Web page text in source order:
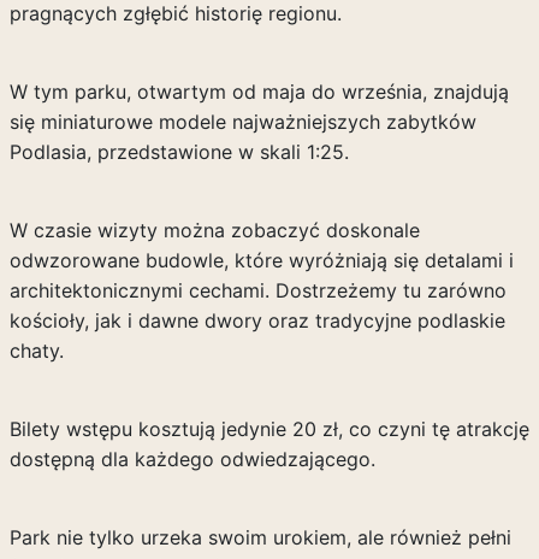
pragnących zgłębić historię regionu.
W tym parku, otwartym od maja do września, znajdują
się miniaturowe modele najważniejszych zabytków
Podlasia, przedstawione w skali 1:25.
W czasie wizyty można zobaczyć doskonale
odwzorowane budowle, które wyróżniają się detalami i
architektonicznymi cechami. Dostrzeżemy tu zarówno
kościoły, jak i dawne dwory oraz tradycyjne podlaskie
chaty.
Bilety wstępu kosztują jedynie 20 zł, co czyni tę atrakcję
dostępną dla każdego odwiedzającego.
Park nie tylko urzeka swoim urokiem, ale również pełni